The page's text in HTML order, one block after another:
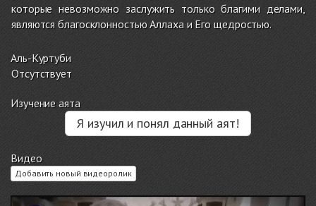
которые невозможно заслужить только благими делами,
являются благосклонностью Аллаха и Его щедростью.
Аль-Куртуби
Отсутствует
Изучение аята
Я изучил и понял данный аят!
Видео
Добавить новый видеоролик